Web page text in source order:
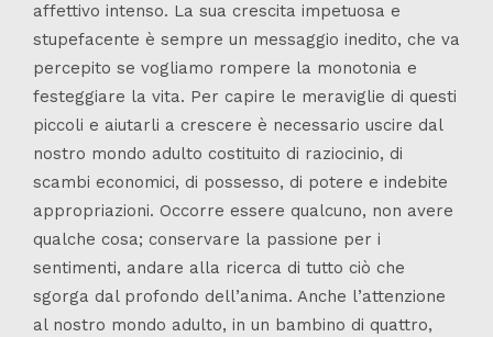
affettivo intenso. La sua crescita impetuosa e
stupefacente è sempre un messaggio inedito, che va
percepito se vogliamo rompere la monotonia e
festeggiare la vita. Per capire le meraviglie di questi
piccoli e aiutarli a crescere è necessario uscire dal
nostro mondo adulto costituito di raziocinio, di
scambi economici, di possesso, di potere e indebite
appropriazioni. Occorre essere qualcuno, non avere
qualche cosa; conservare la passione per i
sentimenti, andare alla ricerca di tutto ciò che
sgorga dal profondo dell’anima. Anche l’attenzione
al nostro mondo adulto, in un bambino di quattro,